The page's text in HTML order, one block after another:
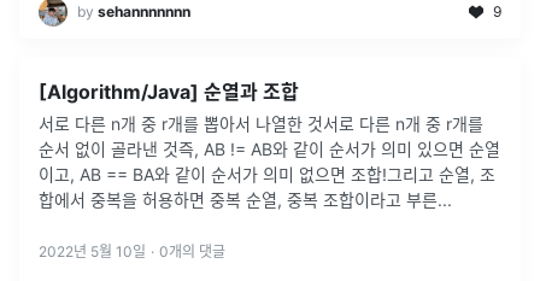
by sehannnnnnn 9
[Algorithm/Java] 순열과 조합
서로 다른 n개 중 r개를 뽑아서 나열한 것서로 다른 n개 중 r개를
순서 없이 골라낸 것즉, AB != AB와 같이 순서가 의미 있으면 순열
이고, AB == BA와 같이 순서가 의미 없으면 조합!그리고 순열, 조
합에서 중복을 허용하면 중복 순열, 중복 조합이라고 부른...
2022년 5월 10일 · 0개의 댓글